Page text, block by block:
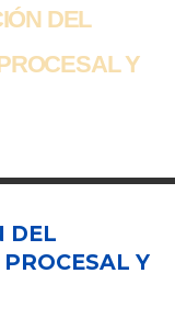
DEL
Y
DEL
Y